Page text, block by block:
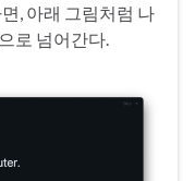
, 아래 그림처럼 나
로 넘어간다.